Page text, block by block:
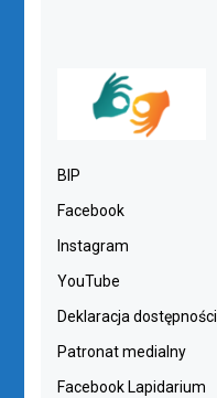
BIP
Facebook
Instagram
YouTube
Deklaracja dostępności
Patronat medialny
Facebook Lapidarium